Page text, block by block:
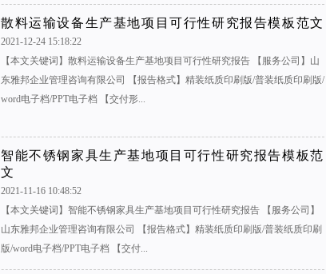
散料运输设备生产基地项目可行性研究报告模板范文
2021-12-24 15:18:22
【本文关键词】散料运输设备生产基地项目可行性研究报告 【服务公司】山
东雅邦企业管理咨询有限公司 【报告格式】精装纸质印刷版/普装纸质印刷版/
word电子档/PPT电子档 【交付形...
智能不锈钢家具生产基地项目可行性研究报告模板范
文
2021-11-16 10:48:52
【本文关键词】智能不锈钢家具生产基地项目可行性研究报告 【服务公司】
山东雅邦企业管理咨询有限公司 【报告格式】精装纸质印刷版/普装纸质印刷
版/word电子档/PPT电子档 【交付...